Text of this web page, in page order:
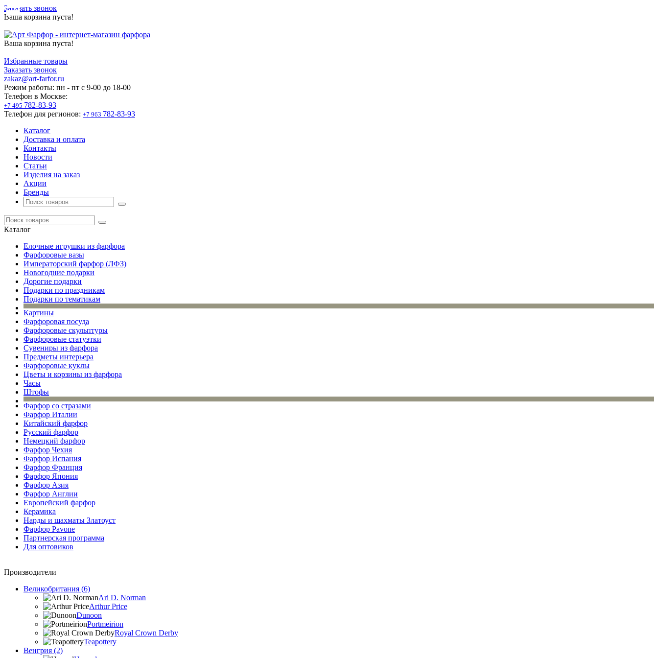
Заказать звонок
Ваша корзина пуста!
Ваша корзина пуста!
Избранные товары
Заказать звонок
zakaz@art-farfor.ru
Режим работы: пн - пт c 9-00 до 18-00
Телефон в Москве:
+7 495 782-83-93
Телефон для регионов: +7 963 782-83-93
Каталог
Доставка и оплата
Контакты
Новости
Статьи
Изделия на заказ
Акции
Бренды
Каталог
Елочные игрушки из фарфора
Фарфоровые вазы
Императорский фарфор (ЛФЗ)
Новогодние подарки
Дорогие подарки
Подарки по праздникам
Подарки по тематикам
Картины
Фарфоровая посуда
Фарфоровые скульптуры
Фарфоровые статуэтки
Сувениры из фарфора
Предметы интерьера
Фарфоровые куклы
Цветы и корзины из фарфора
Часы
Штофы
Фарфор со стразами
Фарфор Италии
Китайский фарфор
Русский фарфор
Немецкий фарфор
Фарфор Чехия
Фарфор Испания
Фарфор Франция
Фарфор Япония
Фарфор Азия
Фарфор Англии
Европейский фарфор
Керамика
Нарды и шахматы Златоуст
Фарфор Pavone
Партнерская программа
Для оптовиков
Производители
Великобритания (6)
Ari D. Norman
Arthur Price
Dunoon
Portmeirion
Royal Crown Derby
Teapottery
Венгрия (2)